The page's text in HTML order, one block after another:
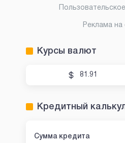
Реклама на
Курсы валют
81.91
Кредитный
Сумма кредита